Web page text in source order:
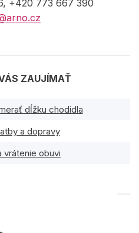
+420 773 667 390
ZAUJÍMAŤ
dĺžku chodidla
a dopravy
vrátenie obuvi